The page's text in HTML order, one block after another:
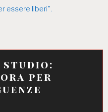
essere liberi".
studio:
per